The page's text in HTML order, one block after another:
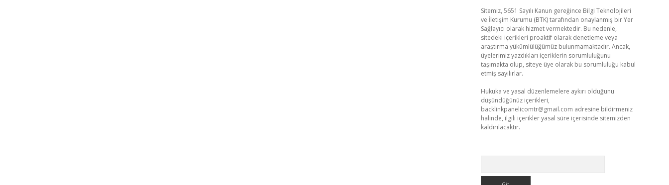
Sitemiz, 5651 Sayılı Kanun gereğince Bilgi Teknolojileri
ve İletişim Kurumu (BTK) tarafından onaylanmış bir Yer
Sağlayıcı olarak hizmet vermektedir. Bu nedenle,
sitedeki içerikleri proaktif olarak denetleme veya
araştırma yükümlülüğümüz bulunmamaktadır. Ancak,
üyelerimiz yazdıkları içeriklerin sorumluluğunu
taşımakta olup, siteye üye olarak bu sorumluluğu kabul
etmiş sayılırlar.
Hukuka ve yasal düzenlemelere aykırı olduğunu
düşündüğünüz içerikleri,
backlinkpanelicomtr@gmail.com adresine bildirmeniz
halinde, ilgili içerikler yasal süre içerisinde sitemizden
kaldırılacaktır.